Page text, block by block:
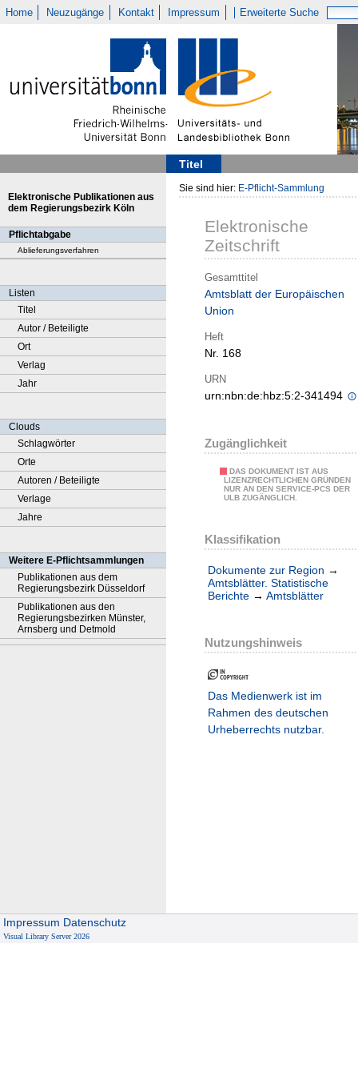
Home Neuzugänge Kontakt Impressum Erweiterte Suche
Titel
Elektronische Publikationen aus
dem Regierungsbezirk Köln
Pflichtabgabe
Ablieferungsverfahren
Listen
Titel
Autor / Beteiligte
Ort
Verlag
Jahr
Clouds
Schlagwörter
Orte
Autoren / Beteiligte
Verlage
Jahre
Weitere E-Pflichtsammlungen
Publikationen aus dem
Regierungsbezirk Düsseldorf
Publikationen aus den
Regierungsbezirken Münster,
Arnsberg und Detmold
Sie sind hier: E-Pflicht-Sammlung
Elektronische
Zeitschrift
Gesamttitel
Amtsblatt der Europäischen
Union
Heft
Nr. 168
URN
urn:nbn:de:hbz:5:2-341494
Zugänglichkeit
DAS DOKUMENT IST AUS
LIZENZRECHTLICHEN GRÜNDEN
NUR AN DEN SERVICE-PCS DER
ULB ZUGÄNGLICH.
Klassifikation
Dokumente zur Region →
Amtsblätter. Statistische
Berichte → Amtsblätter
Nutzungshinweis
Das Medienwerk ist im
Rahmen des deutschen
Urheberrechts nutzbar.
Impressum Datenschutz
Visual Library Server 2026